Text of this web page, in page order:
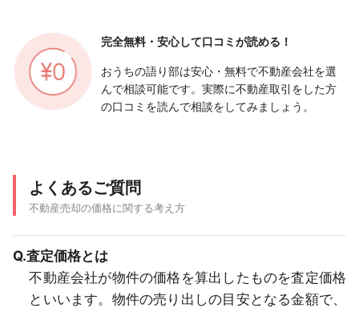
完全無料・安心して口コミが読める！
おうちの語り部は安心・無料で不動産会社を選
んで相談可能です。実際に不動産取引をした方
の口コミを読んで相談をしてみましょう。
よくあるご質問
不動産売却の価格に関する考え方
Q.査定価格とは
不動産会社が物件の価格を算出したものを査定価格
といいます。物件の売り出しの目安となる金額で、